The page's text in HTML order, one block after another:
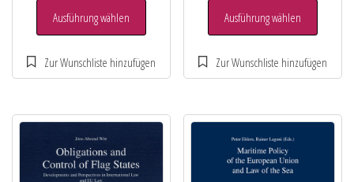
Ausführung wählen Ausführung wählen